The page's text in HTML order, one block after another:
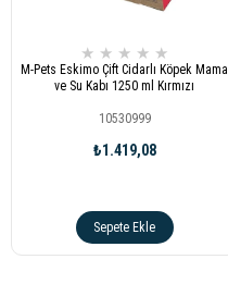
★ ★ ★ ★ ★
M-Pets Eskimo Çift Cidarlı Köpek Mama
ve Su Kabı 1250 ml Kırmızı
10530999
₺1.419,08
Sepete Ekle